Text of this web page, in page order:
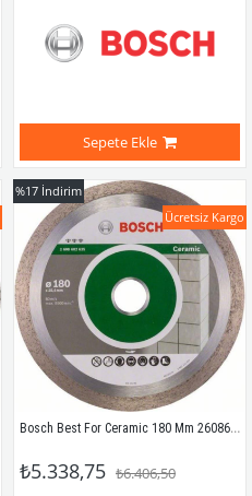
Sepete Ekle
Bosch Best For Ceramic 180 Mm 2608602635
₺5.338,75 ₺6.406,50
%17 İndirim
Ücretsiz Kargo